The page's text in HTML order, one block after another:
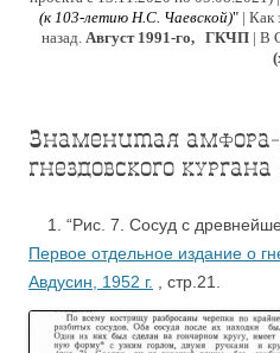
(к 103-летию Н.С. Чаевской)" | Как
назад. Август 1991-го, ГКЧП | В
Знаменитая амфора-
гнездовского кургана
1. “Рис. 7. Сосуд с
Первое отдельное издание о
Авдусин, 1952 г.
, стр.21.